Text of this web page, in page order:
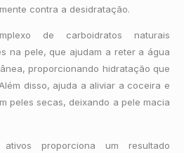
contra a desidratação.
de carboidratos naturais
na pele, que ajudam a reter a água
proporcionando hidratação que
disso, ajuda a aliviar a coceira e
peles secas, deixando a pele macia
proporciona um resultado